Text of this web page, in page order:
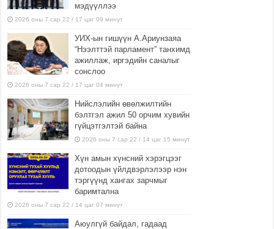
мэдүүллээ
2026 оны 7 сар 22 / 17 цаг 09 минут
УИХ-ын гишүүн А.Ариунзаяа
“Нээлттэй парламент” танхимд
ажиллаж, иргэдийн саналыг
сонслоо
2026 оны 7 сар 22 / 17 цаг 04 минут
Нийслэлийн өвөлжилтийн
бэлтгэл ажил 50 орчим хувийн
гүйцэтгэлтэй байна
2026 оны 7 сар 22 / 14 цаг 15 минут
Хүн амын хүнсний хэрэгцээг
дотоодын үйлдвэрлэлээр нэн
тэргүүнд хангах зарчмыг
баримтална
2026 оны 7 сар 22 / 14 цаг 07 минут
Аюулгүй байдал, гадаад